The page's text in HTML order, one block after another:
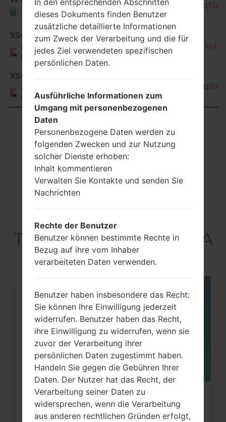
Algeria
XSG
United Arab
Emirates
SM-
XSG
United Arab
Emirates
Showing 1 to 30 of 30 entries
Previous 1 Next
Articles LGSM-
T355(Samsung SM-
T355) akaGalaxy Tab A
8.0 LTE
07
Wie kann ich auf Samsung Galaxy
Note, S3, S5, S7 und...
dieses Dokuments finden Benutzer
zusätzliche detaillierte Informationen
zum Zweck der Verarbeitung und die für
jedes Ziel verwendeten spezifischen
persönlichen Daten.
Ausführliche Informationen zum
Umgang mit personenbezogenen
Daten
Personenbezogene Daten werden zu
folgenden Zwecken und zur Nutzung
solcher Dienste erhoben:
Inhalt kommentieren
Verwalten Sie Kontakte und senden Sie
Nachrichten
Rechte der Benutzer
Benutzer können bestimmte Rechte in
Bezug auf ihre vom Inhaber
verarbeiteten Daten verwenden.
Benutzer haben insbesondere das Recht:
Sie können Ihre Einwilligung jederzeit
widerrufen. Benutzer haben das Recht,
ihre Einwilligung zu widerrufen, wenn sie
zuvor der Verarbeitung ihrer
persönlichen Daten zugestimmt haben.
Handeln Sie gegen die Gebühren Ihrer
Daten. Der Nutzer hat das Recht, der
Verarbeitung seiner Daten zu
widersprechen, wenn die Verarbeitung
aus anderen rechtlichen Gründen erfolgt,